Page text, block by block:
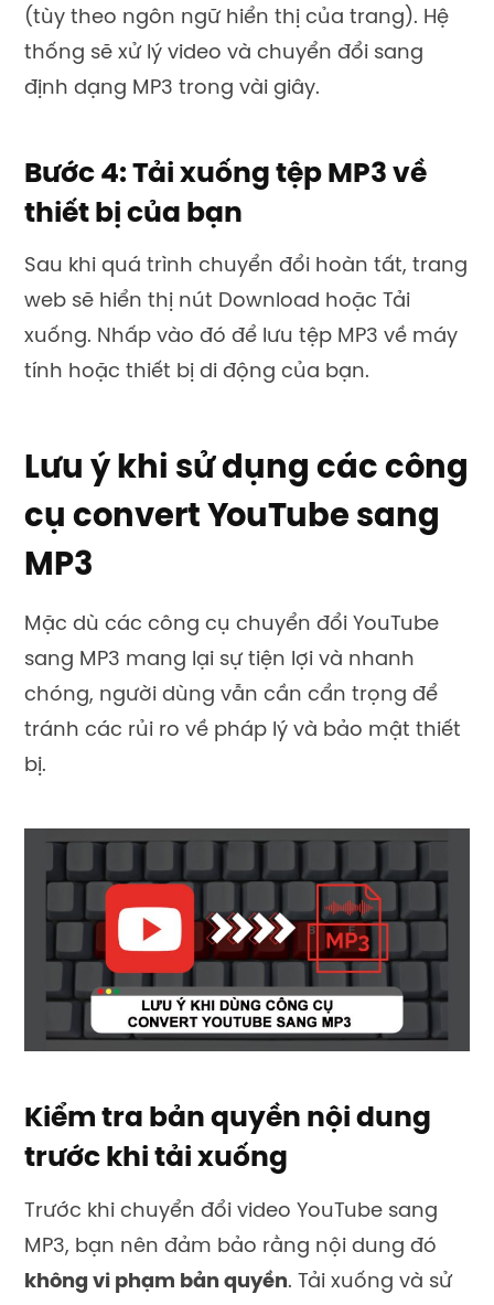
(tùy theo ngôn ngữ hiển thị của trang). Hệ
thống sẽ xử lý video và chuyển đổi sang
định dạng MP3 trong vài giây.
Bước 4: Tải xuống tệp MP3 về
thiết bị của bạn
Sau khi quá trình chuyển đổi hoàn tất, trang
web sẽ hiển thị nút Download hoặc Tải
xuống. Nhấp vào đó để lưu tệp MP3 về máy
tính hoặc thiết bị di động của bạn.
Lưu ý khi sử dụng các công
cụ convert YouTube sang
MP3
Mặc dù các công cụ chuyển đổi YouTube
sang MP3 mang lại sự tiện lợi và nhanh
chóng, người dùng vẫn cần cẩn trọng để
tránh các rủi ro về pháp lý và bảo mật thiết
bị.
Kiểm tra bản quyền nội dung
trước khi tải xuống
Trước khi chuyển đổi video YouTube sang
MP3, bạn nên đảm bảo rằng nội dung đó
không vi phạm bản quyền. Tải xuống và sử